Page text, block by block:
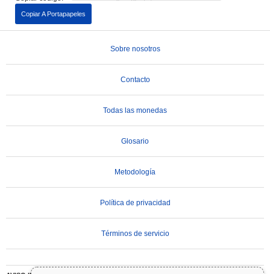
Copiar A Portapapeles
Sobre nosotros
Contacto
Todas las monedas
Glosario
Metodología
Política de privacidad
Términos de servicio